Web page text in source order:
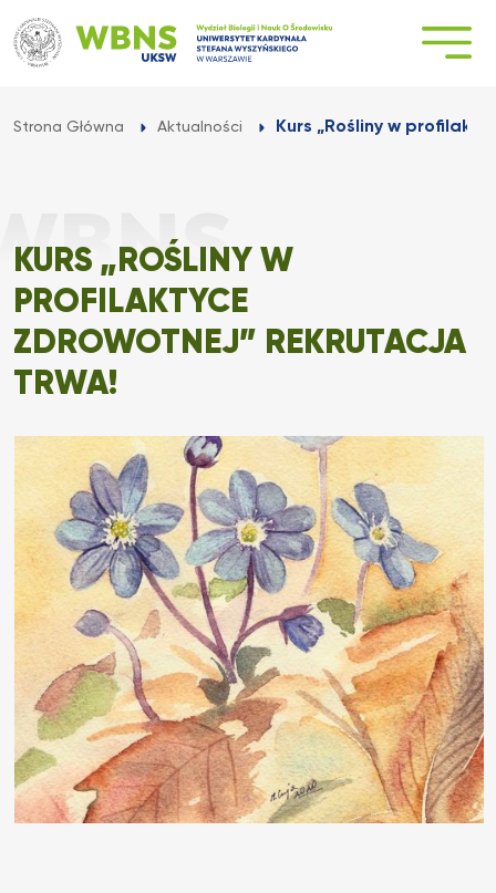
do
treści
Strona Główna Aktualności Kurs „Rośliny w
KURS „ROŚLINY W
PROFILAKTYCE
ZDROWOTNEJ” REKRUTACJA
TRWA!